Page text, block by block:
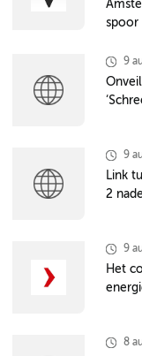
spoor
9
9
Link
2
9
Het
8